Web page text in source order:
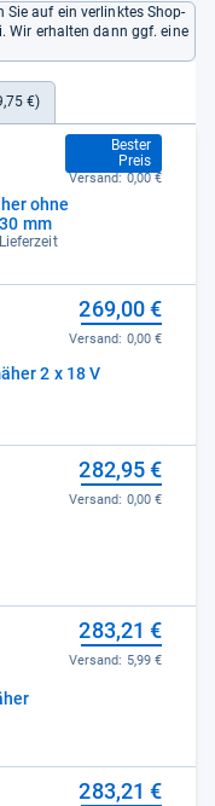
auf ein verlinktes Shop-
Wir erhalten dann ggf. eine
€)
ohne
mm
Bester
Preis
236,09 €
Versand: 0,00 €
2 x 18 V
269,00 €
Versand: 0,00 €
282,95 €
Versand: 0,00 €
283,21 €
Versand: 5,99 €
283,21 €